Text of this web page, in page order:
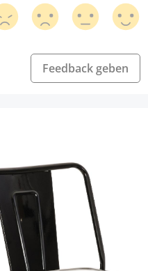
Feedback geben